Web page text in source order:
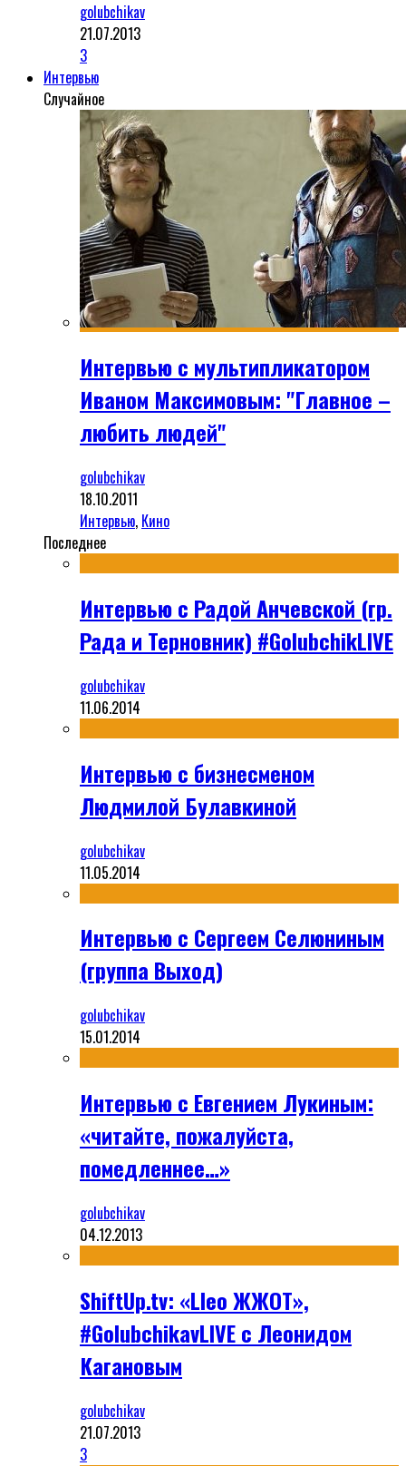
golubchikav
21.07.2013
3
Интервью
Случайное
Интервью с мультипликатором
Иваном Максимовым: "Главное –
любить людей"
golubchikav
18.10.2011
Интервью, Кино
Последнее
Интервью с Радой Анчевской (гр.
Рада и Терновник) #GolubchikLIVE
golubchikav
11.06.2014
Интервью с бизнесменом
Людмилой Булавкиной
golubchikav
11.05.2014
Интервью с Сергеем Селюниным
(группа Выход)
golubchikav
15.01.2014
Интервью с Евгением Лукиным:
«читайте, пожалуйста,
помедленнее…»
golubchikav
04.12.2013
ShiftUp.tv: «Lleo ЖЖОТ»,
#GolubchikavLIVE с Леонидом
Кагановым
golubchikav
21.07.2013
3